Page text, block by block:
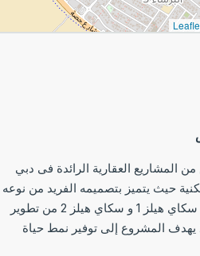
العقارية الرائدة فى دبي
1,142 وحدة سكنية حيث يتميز بتصميمه الفريد من نوعه
المكون من مبنيين منفصلين هما سكاي ھیلز 1 و سكاي ھیلز 2 من تطوير
المشروع إلى توفير نمط حياة